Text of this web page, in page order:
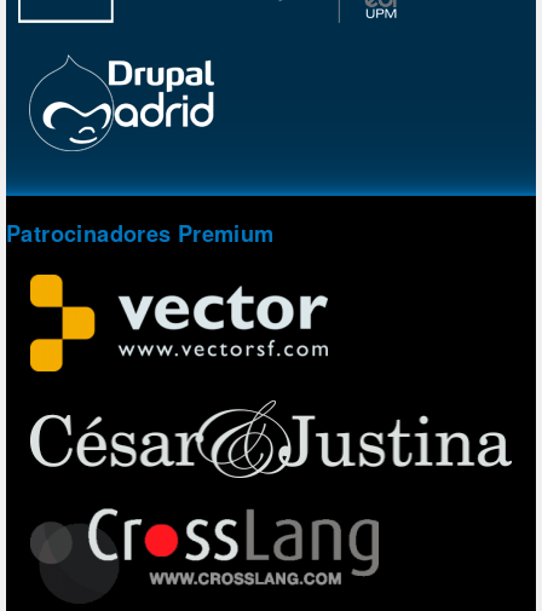
Patrocinadores Premium